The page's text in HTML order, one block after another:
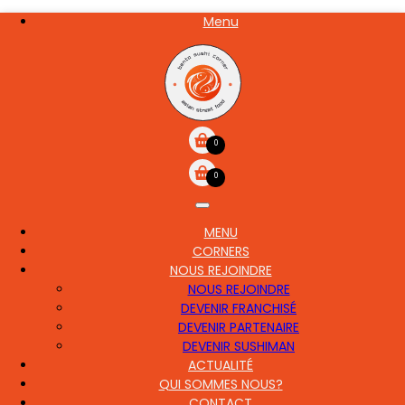
Aller
Menu
0
0
MAIN
MENU
CORNERS
NOUS REJOINDRE
NOUS REJOINDRE
DEVENIR FRANCHISÉ
DEVENIR PARTENAIRE
DEVENIR SUSHIMAN
ACTUALITÉ
QUI SOMMES NOUS?